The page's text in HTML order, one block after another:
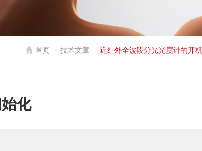
首页 - 技术文章 - 近红外全波段分光光度计的开
化